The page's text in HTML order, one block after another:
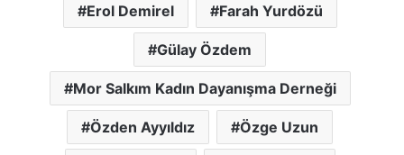
Erol Demirel Farah Yurdözü
Gülay Özdem
Mor Salkım Kadın Dayanışma Derneği
Özden Ayyıldız Özge Uzun